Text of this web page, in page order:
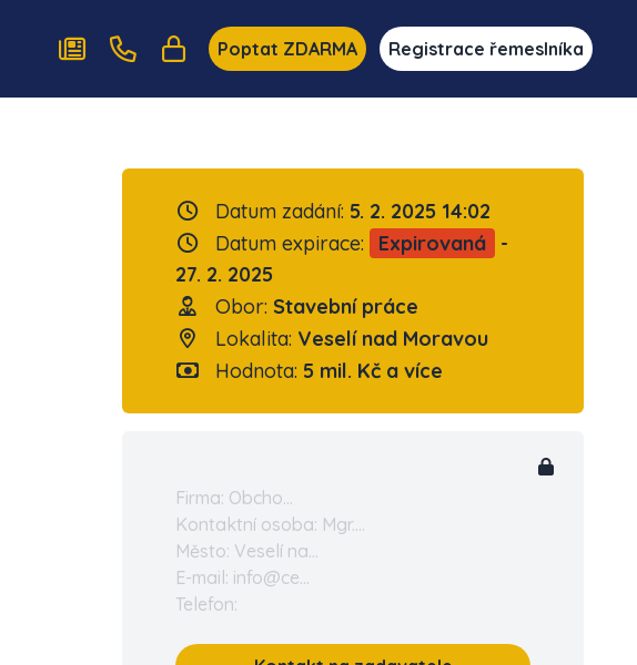
Poptat ZDARMA Registrace řemeslníka
Datum zadání: 5. 2. 2025 14:02
Datum expirace:
Expirovaná
-
27. 2. 2025
Obor: Stavební práce
Lokalita: Veselí nad Moravou
Hodnota: 5 mil. Kč a více
Firma: Obcho...
Kontaktní osoba: Mgr....
Město: Veselí na...
E-mail: info@ce...
Telefon: